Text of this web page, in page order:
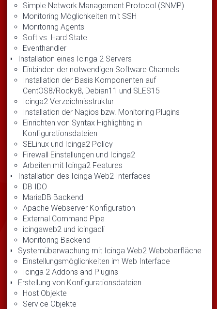
Simple Network Management Protocol (SNMP)
Monitoring Möglichkeiten mit SSH
Monitoring Agents
Soft vs. Hard State
Eventhandler
Installation eines Icinga 2 Servers
Einbinden der notwendigen Software Channels
Installation der Basis Komponenten auf
CentOS8/Rocky8, Debian11 und SLES15
Icinga2 Verzeichnisstruktur
Installation der Nagios bzw. Monitoring Plugins
Einrichten von Syntax Highlighting in
Konfigurationsdateien
SELinux und Icinga2 Policy
Firewall Einstellungen und Icinga2
Arbeiten mit Icinga2 Features
Installation des Icinga Web2 Interfaces
DB IDO
MariaDB Backend
Apache Webserver Konfiguration
External Command Pipe
icingaweb2 und icingacli
Monitoring Backend
Systemüberwachung mit Icinga Web2 Weboberfläche
Einstellungsmöglichkeiten im Web Interface
Icinga 2 Addons and Plugins
Erstellung von Konfigurationsdateien
Host Objekte
Service Objekte